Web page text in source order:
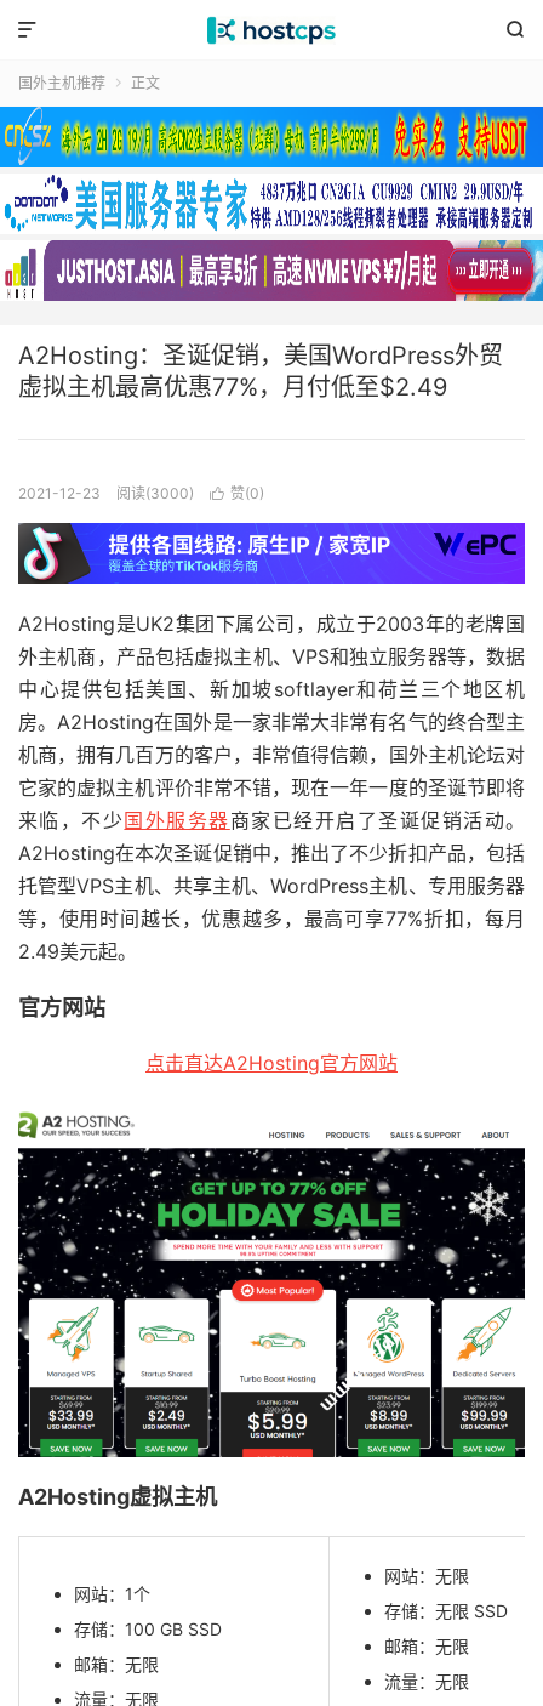


国外主机推荐  正文
A2Hosting：圣诞促销，美国WordPress外贸
虚拟主机最高优惠77%，月付低至$2.49
2021-12-23 阅读(3000)  赞(0)
A2Hosting是UK2集团下属公司，成立于2003年的老牌国
外主机商，产品包括虚拟主机、VPS和独立服务器等，数据
中心提供包括美国、新加坡softlayer和荷兰三个地区机
房。A2Hosting在国外是一家非常大非常有名气的终合型主
机商，拥有几百万的客户，非常值得信赖，国外主机论坛对
它家的虚拟主机评价非常不错，现在一年一度的圣诞节即将
来临，不少国外服务器商家已经开启了圣诞促销活动。
A2Hosting在本次圣诞促销中，推出了不少折扣产品，包括
托管型VPS主机、共享主机、WordPress主机、专用服务器
等，使用时间越长，优惠越多，最高可享77%折扣，每月
2.49美元起。
官方网站
点击直达A2Hosting官方网站
A2Hosting虚拟主机
网站：1个
存储：100 GB SSD
邮箱：无限
流量：无限
网站：无限
存储：无限 SSD
邮箱：无限
流量：无限